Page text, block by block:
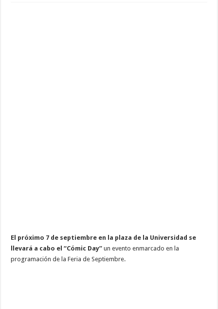
El próximo 7 de septiembre en la plaza de la Universidad se
llevará a cabo el “Cómic Day” un evento enmarcado en la
programación de la Feria de Septiembre.